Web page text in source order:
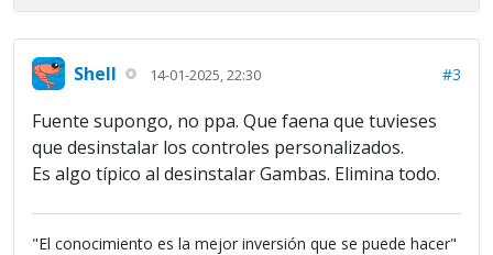
Shell 14-01-2025, 22:30 #3
Fuente supongo, no ppa. Que faena que tuvieses
que desinstalar los controles personalizados.
Es algo típico al desinstalar Gambas. Elimina todo.
"El conocimiento es la mejor inversión que se puede hacer"